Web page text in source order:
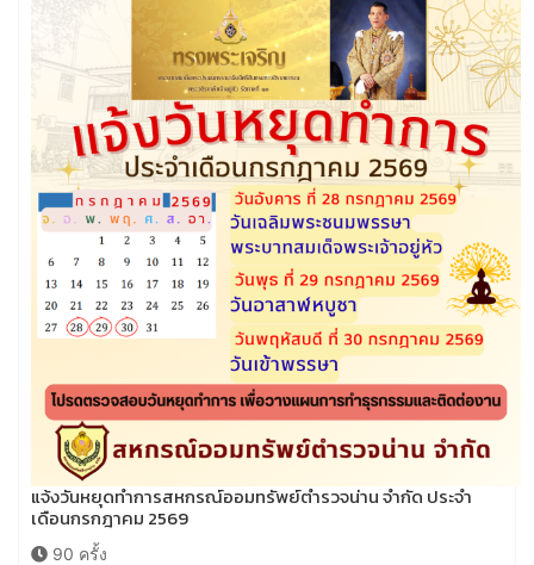
แจ้งวันหยุดทำการสหกรณ์ออมทรัพย์ตำรวจน่าน จำกัด ประจำ
เดือนกรกฎาคม 2569
90 ครั้ง